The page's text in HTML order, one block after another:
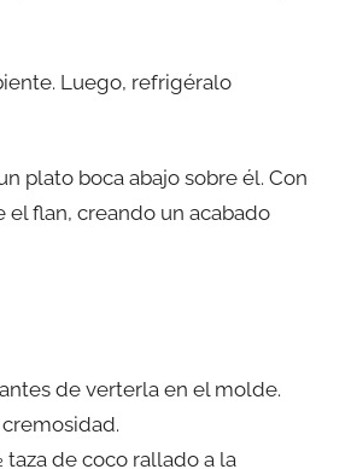
Luego, refrigéralo
plato boca abajo sobre él. Con
flan, creando un acabado
de verterla en el molde.
de coco rallado a la